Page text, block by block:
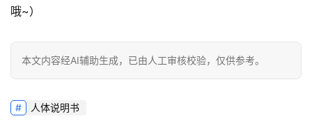
哦~）
本文内容经AI辅助生成，已由人工审核校验，仅供参考。
人体说明书